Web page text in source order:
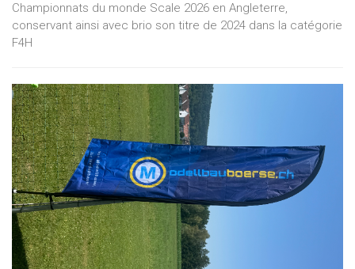
Championnats du monde Scale 2026 en Angleterre,
conservant ainsi avec brio son titre de 2024 dans la catégorie
F4H